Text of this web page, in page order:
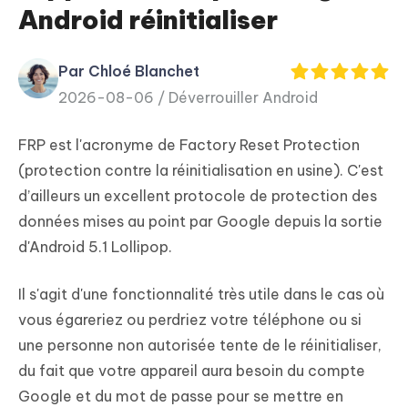
for iOS
PDNob
PDF
New
iAnyGo
Android réinitialiser
Par Chloé Blanchet
2026-08-06 / Déverrouiller Android
FRP est l'acronyme de Factory Reset Protection
(protection contre la réinitialisation en usine). C'est
d’ailleurs un excellent protocole de protection des
données mises au point par Google depuis la sortie
d'Android 5.1 Lollipop.
Il s'agit d'une fonctionnalité très utile dans le cas où
vous égareriez ou perdriez votre téléphone ou si
une personne non autorisée tente de le réinitialiser,
du fait que votre appareil aura besoin du compte
Google et du mot de passe pour se mettre en